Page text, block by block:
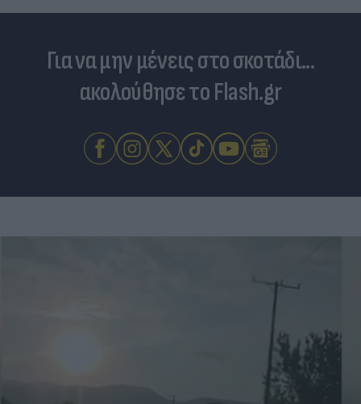
Για να μην μένεις στο σκοτάδι...
ακολούθησε το Flash.gr